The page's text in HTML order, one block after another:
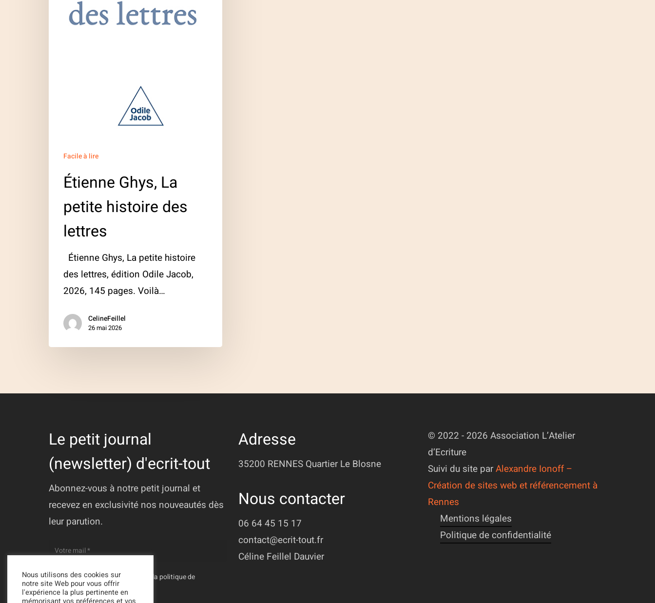
Facile à lire
Étienne Ghys, La
petite histoire des
lettres
Étienne Ghys, La petite histoire
des lettres, édition Odile Jacob,
2026, 145 pages. Voilà…
CelineFeillel
26 mai 2026
Le petit journal
(newsletter) d'ecrit-tout
Abonnez-vous à notre petit journal et
recevez en exclusivité nos nouveautés dès
leur parution.
En vous inscrivant, vous acceptez la politique de
confidentialitéde Ecrit-Tout
Adresse
35200 RENNES Quartier Le Blosne
Nous contacter
06 64 45 15 17
contact@ecrit-tout.fr
Céline Feillel Dauvier
© 2022 - 2026 Association L’Atelier
d’Ecriture
Suivi du site parAlexandre Ionoff –
Création de sites web et référencement à
Rennes
Mentions légales
Politique de confidentialité
Nous utilisons des cookies sur
notre site Web pour vous offrir
l'expérience la plus pertinente en